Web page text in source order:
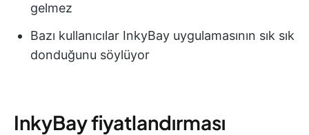
gelmez
Bazı kullanıcılar InkyBay uygulamasının sık sık
donduğunu söylüyor
InkyBay fiyatlandırması